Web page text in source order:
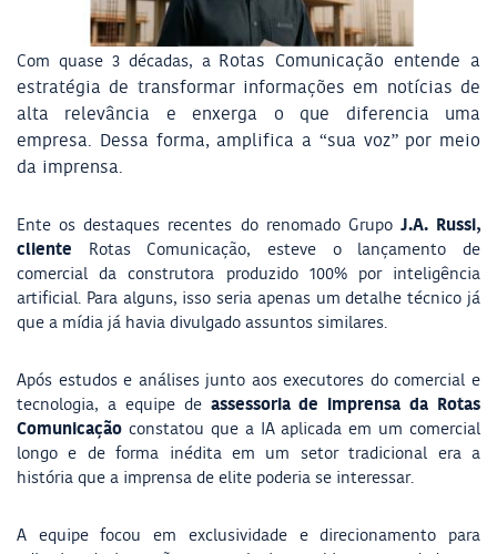
Com quase 3 décadas, a Rotas Comunicação entende a
estratégia de transformar informações em notícias de
alta relevância e enxerga o que diferencia uma
empresa. Dessa forma, amplifica a “sua voz” por meio
da imprensa.
Ente os destaques recentes do renomado Grupo J.A. Russi,
cliente Rotas Comunicação, esteve o lançamento de
comercial da construtora produzido 100% por inteligência
artificial. Para alguns, isso seria apenas um detalhe técnico já
que a mídia já havia divulgado assuntos similares.
Após estudos e análises junto aos executores do comercial e
tecnologia, a equipe de assessoria de imprensa da Rotas
Comunicação constatou que a IA aplicada em um comercial
longo e de forma inédita em um setor tradicional era a
história que a imprensa de elite poderia se interessar.
A equipe focou em exclusividade e direcionamento para